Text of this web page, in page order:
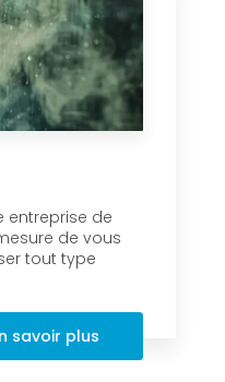
entreprise de
de vous
tout type
savoir plus